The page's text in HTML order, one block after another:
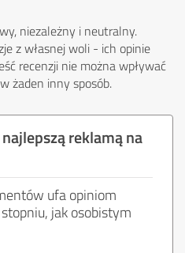
niezależny i neutralny.
z własnej woli - ich opinie
recenzji nie można wpływać
żaden inny sposób.
reklamą na
ufa opiniom
jak osobistym